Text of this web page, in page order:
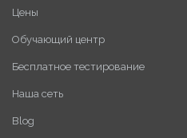
Цены
Обучающий центр
Бесплатное тестирование
Наша сеть
Blog